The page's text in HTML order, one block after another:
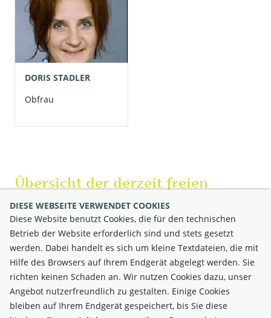
DORIS STADLER
Obfrau
Übersicht der derzeit freien
Derzeit keine freien Gärten
DIESE WEBSEITE VERWENDET COOKIES
Diese Website benutzt Cookies, die für den technischen
Betrieb der Website erforderlich sind und stets gesetzt
werden. Dabei handelt es sich um kleine Textdateien, die mit
Hilfe des Browsers auf Ihrem Endgerät abgelegt werden. Sie
richten keinen Schaden an. Wir nutzen Cookies dazu, unser
Angebot nutzerfreundlich zu gestalten. Einige Cookies
bleiben auf Ihrem Endgerät gespeichert, bis Sie diese